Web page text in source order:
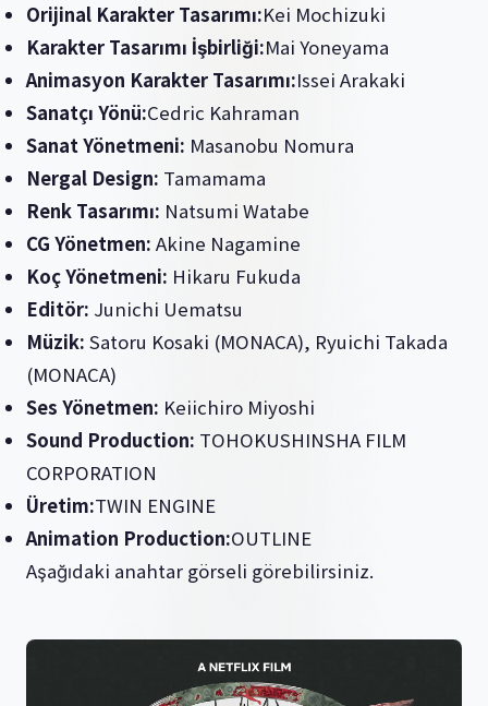
Orijinal Karakter Tasarımı:Kei Mochizuki
Karakter Tasarımı İşbirliği:Mai Yoneyama
Animasyon Karakter Tasarımı:Issei Arakaki
Sanatçı Yönü:Cedric Kahraman
Sanat Yönetmeni: Masanobu Nomura
Nergal Design: Tamamama
Renk Tasarımı: Natsumi Watabe
CG Yönetmen: Akine Nagamine
Koç Yönetmeni: Hikaru Fukuda
Editör: Junichi Uematsu
Müzik: Satoru Kosaki (MONACA), Ryuichi Takada
(MONACA)
Ses Yönetmen: Keiichiro Miyoshi
Sound Production: TOHOKUSHINSHA FILM
CORPORATION
Üretim:TWIN ENGINE
Animation Production:OUTLINE
Aşağıdaki anahtar görseli görebilirsiniz.